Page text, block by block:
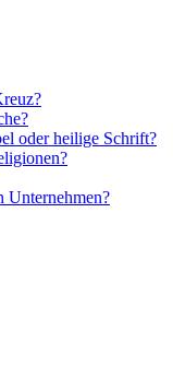
oder heilige Schrift?
Unternehmen?